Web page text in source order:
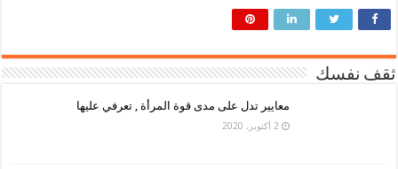
ثقف نفسك
معايير تدل على مدى قوة المرأة , تعرفي عليها
2 أكتوبر، 2020